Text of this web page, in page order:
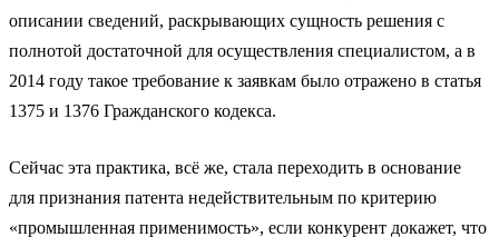
описании сведений, раскрывающих сущность решения с
полнотой достаточной для осуществления специалистом, а в
2014 году такое требование к заявкам было отражено в статья
1375 и 1376 Гражданского кодекса.
Сейчас эта практика, всё же, стала переходить в основание
для признания патента недействительным по критерию
«промышленная применимость», если конкурент докажет, что